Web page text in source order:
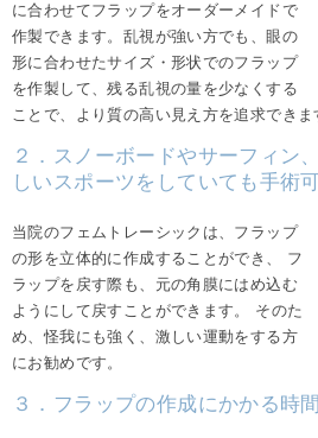
に合わせてフラップをオーダーメイドで
作製できます。乱視が強い方でも、眼の
形に合わせたサイズ・形状でのフラップ
を作製して、残る乱視の量を少なくする
ことで、より質の高い見え方を追求できま
２．スノーボードやサーフィン
しいスポーツをしていても手術
当院のフェムトレーシックは、フラップ
の形を立体的に作成することができ、 フ
ラップを戻す際も、元の角膜にはめ込む
ようにして戻すことができます。 そのた
め、怪我にも強く、激しい運動をする方
にお勧めです。
３．フラップの作成にかかる時